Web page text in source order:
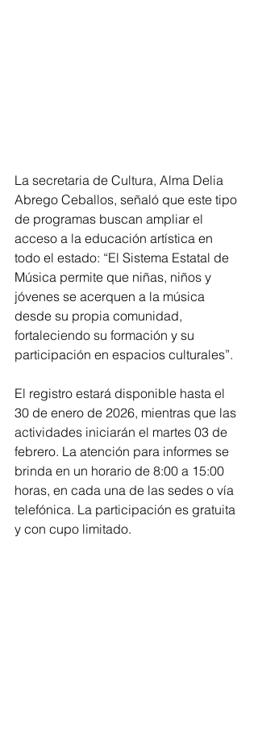
La secretaria de Cultura, Alma Delia
Abrego Ceballos, señaló que este tipo
de programas buscan ampliar el
acceso a la educación artística en
todo el estado: “El Sistema Estatal de
Música permite que niñas, niños y
jóvenes se acerquen a la música
desde su propia comunidad,
fortaleciendo su formación y su
participación en espacios culturales”.
El registro estará disponible hasta el
30 de enero de 2026, mientras que las
actividades iniciarán el martes 03 de
febrero. La atención para informes se
brinda en un horario de 8:00 a 15:00
horas, en cada una de las sedes o vía
telefónica. La participación es gratuita
y con cupo limitado.